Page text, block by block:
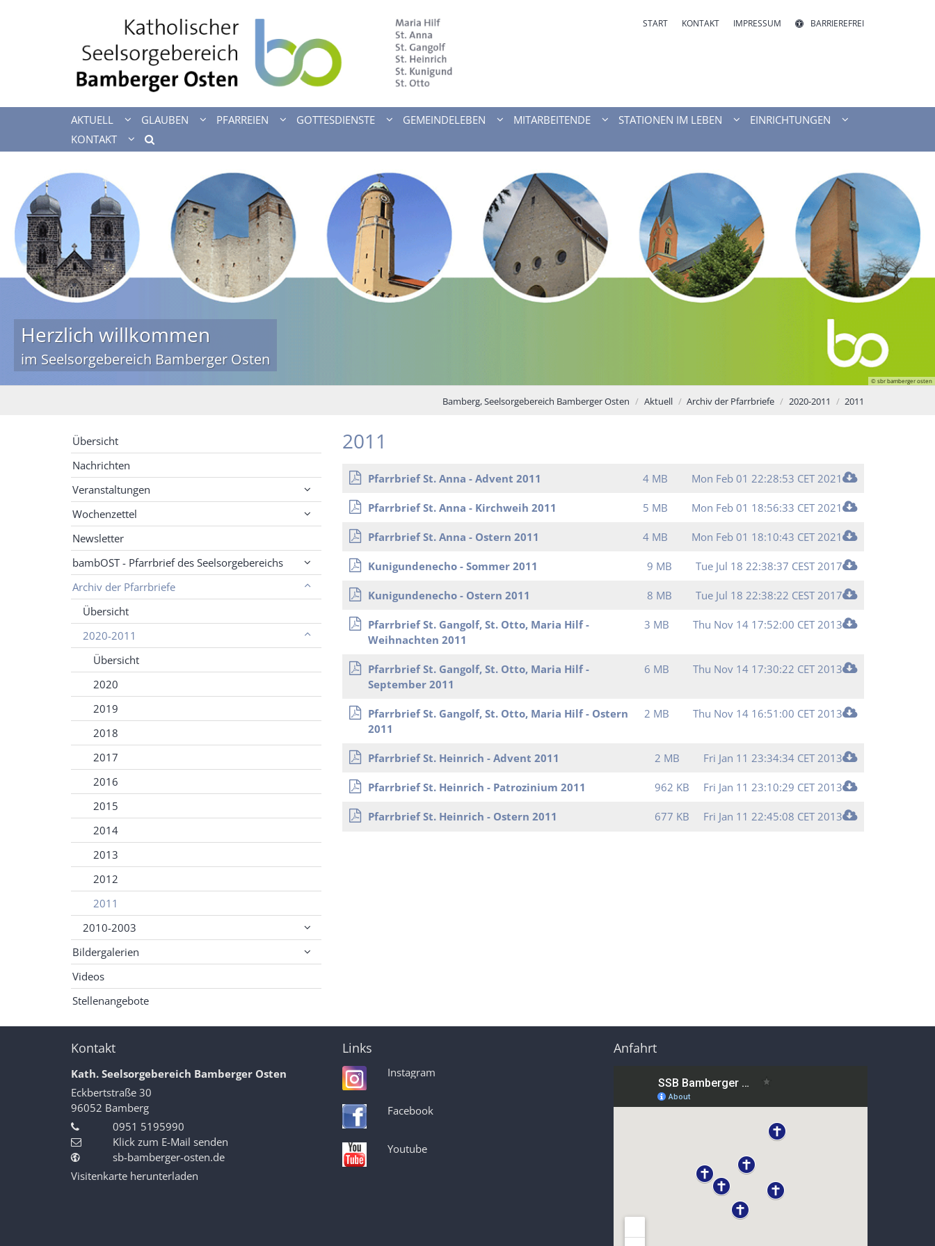
START KONTAKT IMPRESSUM BARRIEREFREI
AKTUELL GLAUBEN PFARREIEN GOTTESDIENSTE GEMEINDELEBEN MITARBEITENDE STATIONEN IM LEBEN
EINRICHTUNGEN
KONTAKT
© sbr bamberger osten
Herzlich willkommen
im Seelsorgebereich Bamberger Osten
Bamberg, Seelsorgebereich Bamberger Osten Aktuell Archiv der Pfarrbriefe 2020-2011 2011
2011
Pfarrbrief St. Anna - Advent 2011 4 MB Mon Feb 01 22:28:53 CET 2021
Pfarrbrief St. Anna - Kirchweih 2011 5 MB Mon Feb 01 18:56:33 CET 2021
Pfarrbrief St. Anna - Ostern 2011 4 MB Mon Feb 01 18:10:43 CET 2021
Kunigundenecho - Sommer 2011 9 MB Tue Jul 18 22:38:37 CEST 2017
Kunigundenecho - Ostern 2011 8 MB Tue Jul 18 22:38:22 CEST 2017
Pfarrbrief St. Gangolf, St. Otto, Maria Hilf -
Weihnachten 2011
3 MB Thu Nov 14 17:52:00 CET 2013
Pfarrbrief St. Gangolf, St. Otto, Maria Hilf -
September 2011
6 MB Thu Nov 14 17:30:22 CET 2013
Pfarrbrief St. Gangolf, St. Otto, Maria Hilf - Ostern
2011
2 MB Thu Nov 14 16:51:00 CET 2013
Pfarrbrief St. Heinrich - Advent 2011 2 MB Fri Jan 11 23:34:34 CET 2013
Pfarrbrief St. Heinrich - Patrozinium 2011 962 KB Fri Jan 11 23:10:29 CET 2013
Pfarrbrief St. Heinrich - Ostern 2011 677 KB Fri Jan 11 22:45:08 CET 2013
Übersicht
Nachrichten
Veranstaltungen
Wochenzettel
Newsletter
bambOST - Pfarrbrief des Seelsorgebereichs
Archiv der Pfarrbriefe
Übersicht
2020-2011
Übersicht
2020
2019
2018
2017
2016
2015
2014
2013
2012
2011
2010-2003
Bildergalerien
Videos
Stellenangebote
Kontakt
Kath. Seelsorgebereich Bamberger Osten
Eckbertstraße 30
96052 Bamberg
0951 5195990
Klick zum E-Mail senden
sb-bamberger-osten.de
Visitenkarte herunterladen
Links
Instagram
Facebook
Youtube
Anfahrt